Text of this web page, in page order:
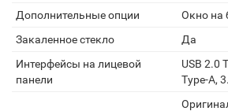
Дополнительные опции
Окно на
Закаленное стекло
Да
Интерфейсы на лицевой
панели
USB 2.0
Type-A,